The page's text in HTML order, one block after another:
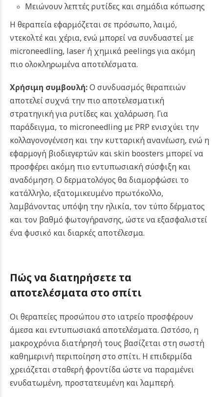
Μειώνουν λεπτές ρυτίδες και σημάδια κόπωσης
Η θεραπεία εφαρμόζεται σε πρόσωπο, λαιμό,
ντεκολτέ και χέρια, ενώ μπορεί να συνδυαστεί με
microneedling, laser ή χημικά peelings για ακόμη
πιο ολοκληρωμένα αποτελέσματα.
Χρήσιμη συμβουλή:Ο συνδυασμός θεραπειών
αποτελεί συχνά την πιο αποτελεσματική
στρατηγική για ρυτίδες και χαλάρωση. Για
παράδειγμα, το microneedling με PRP ενισχύει την
κολλαγονογένεση και την κυτταρική ανανέωση, ενώ η
εφαρμογή βιοδιεγερτών και skin boosters μπορεί να
προσφέρει ακόμη πιο εντυπωσιακή σύσφιξη και
αναδόμηση. Ο δερματολόγος θα διαμορφώσει το
κατάλληλο, εξατομικευμένο πρωτόκολλο,
λαμβάνοντας υπόψη την ηλικία, τον τύπο δέρματος
και τον βαθμό φωτογήρανσης, ώστε να εξασφαλιστεί
ένα φυσικό και διαρκές αποτέλεσμα.
Πώς να διατηρήσετε τα
αποτελέσματα στο σπίτι
Οι θεραπείες προσώπου στο ιατρείο προσφέρουν
άμεσα και εντυπωσιακά αποτελέσματα. Ωστόσο, η
μακροχρόνια διατήρησή τους βασίζεται στη σωστή
καθημερινή περιποίηση στο σπίτι. Η επιδερμίδα
χρειάζεται σταθερή φροντίδα ώστε να παραμένει
ενυδατωμένη, προστατευμένη και λαμπερή.